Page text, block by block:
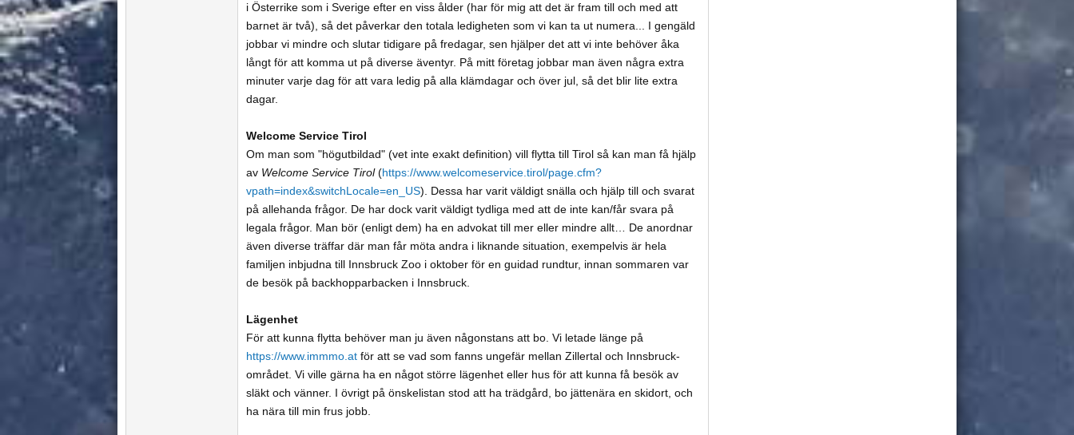
i Österrike som i Sverige efter en viss ålder (har för mig att det är fram till och med att
barnet är två), så det påverkar den totala ledigheten som vi kan ta ut numera... I gengäld
jobbar vi mindre och slutar tidigare på fredagar, sen hjälper det att vi inte behöver åka
långt för att komma ut på diverse äventyr. På mitt företag jobbar man även några extra
minuter varje dag för att vara ledig på alla klämdagar och över jul, så det blir lite extra
dagar.
Welcome Service Tirol
Om man som "högutbildad" (vet inte exakt definition) vill flytta till Tirol så kan man få hjälp
av Welcome Service Tirol(https://www.welcomeservice.tirol/page.cfm?
vpath=index&switchLocale=en_US). Dessa har varit väldigt snälla och hjälp till och svarat
på allehanda frågor. De har dock varit väldigt tydliga med att de inte kan/får svara på
legala frågor. Man bör (enligt dem) ha en advokat till mer eller mindre allt… De anordnar
även diverse träffar där man får möta andra i liknande situation, exempelvis är hela
familjen inbjudna till Innsbruck Zoo i oktober för en guidad rundtur, innan sommaren var
de besök på backhopparbacken i Innsbruck.
Lägenhet
För att kunna flytta behöver man ju även någonstans att bo. Vi letade länge på
https://www.immmo.at för att se vad som fanns ungefär mellan Zillertal och Innsbruck-
området. Vi ville gärna ha en något större lägenhet eller hus för att kunna få besök av
släkt och vänner. I övrigt på önskelistan stod att ha trädgård, bo jättenära en skidort, och
ha nära till min frus jobb.